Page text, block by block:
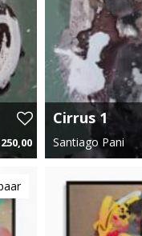
Cirrus 1
Santiago Pani